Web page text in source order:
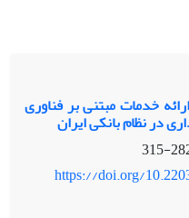
خدمات مبتنی بر فناوری
در نظام بانکی ایران
282-
https://doi.org/